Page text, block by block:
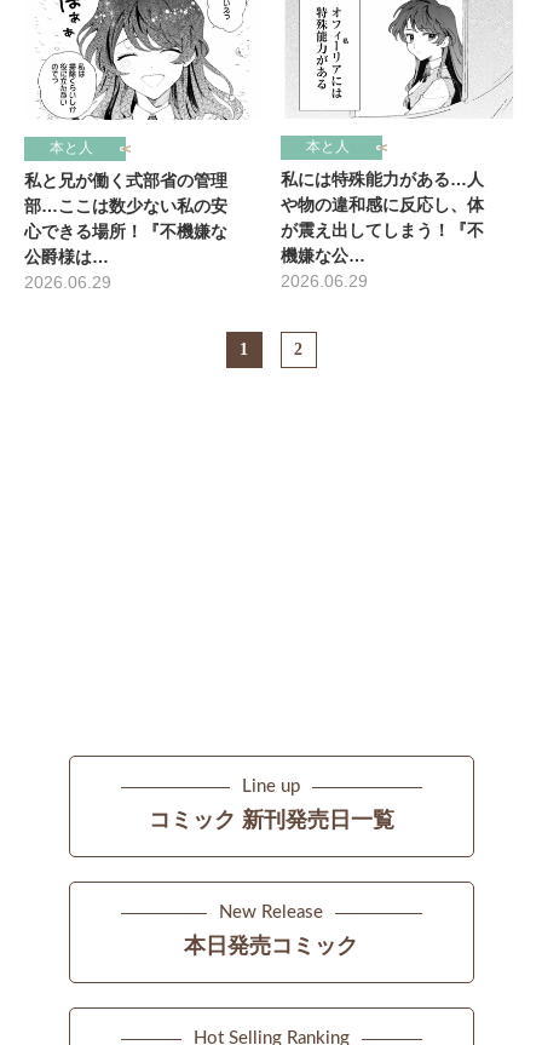
本と人
私と兄が働く式部省の管理
部…ここは数少ない私の安
心できる場所！『不機嫌な
公爵様は…
2026.06.29
本と人
私には特殊能力がある…人
や物の違和感に反応し、体
が震え出してしまう！『不
機嫌な公…
2026.06.29
1 2
Line up
コミック 新刊発売日一覧
New Release
本日発売コミック
Hot Selling Ranking